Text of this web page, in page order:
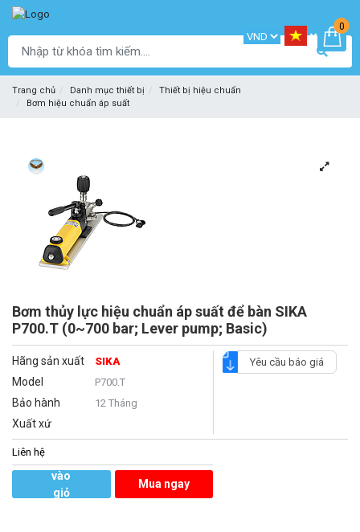
0
Trang chủ Danh mục thiết bị
Thiết bị hiệu chuẩn
Bơm hiệu chuẩn áp suất
Bơm thủy lực hiệu chuẩn áp suất để bàn SIKA
P700.T (0~700 bar; Lever pump; Basic)
Hãng sản xuất SIKA
Model P700.T
Bảo hành 12 Tháng
Xuất xứ
Yêu cầu báo giá
Liên hệ
vào
giỏ
Mua ngay